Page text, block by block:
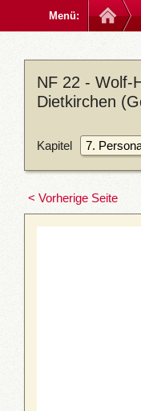
Menü:
NF 22 - Wolf-
Dietkirchen
Kapitel
< Vorherige Seite